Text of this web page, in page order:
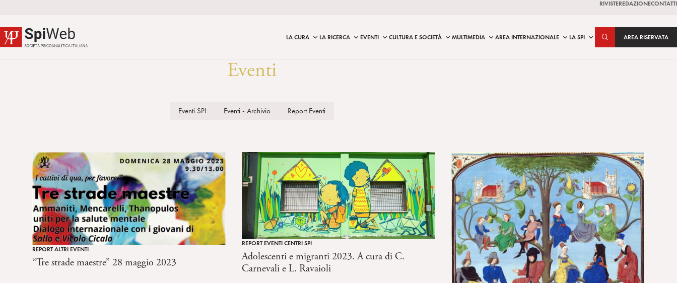
RIVISTEREDAZIONECONTATTI
LA CURA LA RICERCA EVENTI CULTURA E SOCIETÀ MULTIMEDIA AREA INTERNAZIONALE LA SPI AREA RISERVATA
Eventi
Eventi SPI Eventi - Archivio Report Eventi
REPORT ALTRI EVENTI
“Tre strade maestre” 28 maggio 2023
REPORT EVENTI CENTRI SPI
Adolescenti e migranti 2023. A cura di C.
Carnevali e L. Ravaioli